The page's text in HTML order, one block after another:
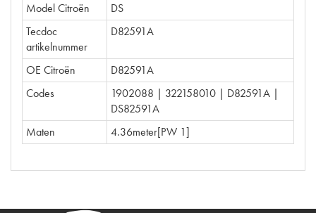
Model Citroën
DS
Tecdoc
artikelnummer
D82591A
OE Citroën
D82591A
Codes
1902088 | 322158010 | D82591A |
DS82591A
Maten
4.36meter[PW 1]